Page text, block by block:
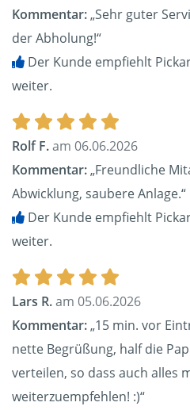
Kommentar:„Sehr guter
der Abholung!“
Der Kunde empfiehlt
weiter.
Rolf F.am 06.06.2026
Kommentar:„Freundliche
Abwicklung, saubere Anlage.“
Der Kunde empfiehlt
weiter.
Lars R.am 05.06.2026
Kommentar:„15 min. vor
nette Begrüßung, half die
verteilen, so dass auch alles
weiterzuempfehlen! :)“